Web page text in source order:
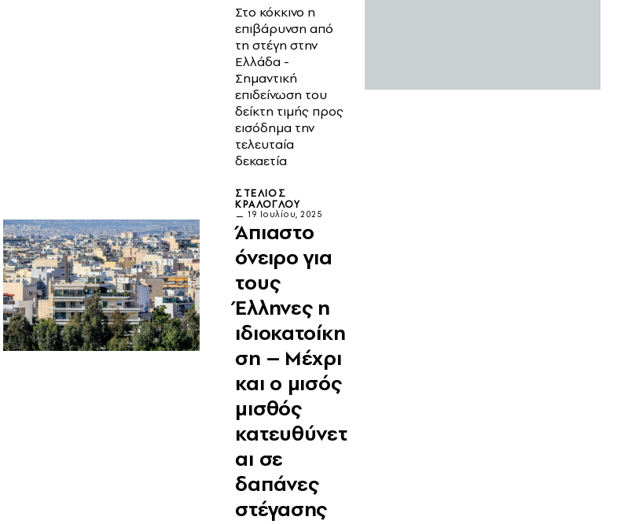
Στο κόκκινο η
επιβάρυνση από
τη στέγη στην
Ελλάδα -
Σημαντική
επιδείνωση του
δείκτη τιμής προς
εισόδημα την
τελευταία
δεκαετία
ΣΤΈΛΙΟΣ
ΚΡΆΛΟΓΛΟΥ
19 Ιουλίου, 2025
Άπιαστο
όνειρο για
τους
Έλληνες η
ιδιοκατοίκη
ση – Μέχρι
και ο μισός
μισθός
κατευθύνετ
αι σε
δαπάνες
στέγασης